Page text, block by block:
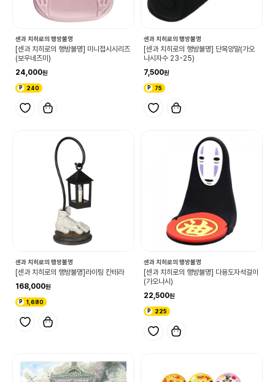
센과 치히로의 행방불명
[센과 치히로의 행방불명] 미니접시시리즈
(보우네즈미)
24,000
240
센과 치히로의 행방불명
[센과 치히로의 행방불명] 단목양말(가오
나시자수 23-25)
7,500
75
센과 치히로의 행방불명
[센과 치히로의 행방불명]라이팅 칸테라
168,000
1,680
센과 치히로의 행방불명
[센과 치히로의 행방불명] 다용도자석걸이
(가오나시)
22,500
225